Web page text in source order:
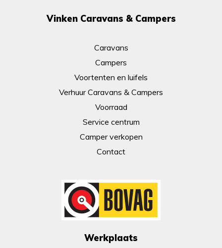
Vinken Caravans & Campers
Caravans
Campers
Voortenten en luifels
Verhuur Caravans & Campers
Voorraad
Service centrum
Camper verkopen
Contact
Werkplaats